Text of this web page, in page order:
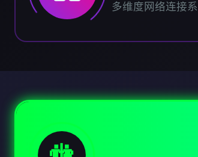
多维度网络连接